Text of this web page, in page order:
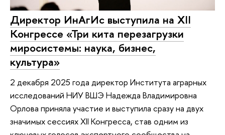
Директор ИнАгИс выступила на XII
Конгрессе «Три кита перезагрузки
миросистемы: наука, бизнес,
культура»
2 декабря 2025 года директор Института аграрных
исследований НИУ ВШЭ Надежда Владимировна
Орлова приняла участие и выступила сразу на двух
значимых сессиях XII Конгресса, став одним из